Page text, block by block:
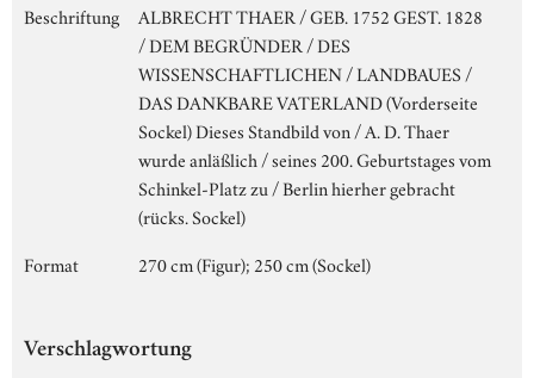
Beschriftung
ALBRECHT THAER / GEB. 1752 GEST. 1828
/ DEM BEGRÜNDER / DES
WISSENSCHAFTLICHEN / LANDBAUES /
DAS DANKBARE VATERLAND (Vorderseite
Sockel) Dieses Standbild von / A. D. Thaer
wurde anläßlich / seines 200. Geburtstages vom
Schinkel-Platz zu / Berlin hierher gebracht
(rücks. Sockel)
Format
270 cm (Figur); 250 cm (Sockel)
Verschlagwortung